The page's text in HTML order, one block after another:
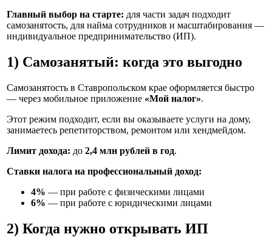
Главный выбор на старте: для части задач подходит
самозанятость, для найма сотрудников и масштабирования —
индивидуальное предпринимательство (ИП).
1) Самозанятый: когда это выгодно
Самозанятость в Ставропольском крае оформляется быстро
— через мобильное приложение «Мой налог».
Этот режим подходит, если вы оказываете услуги на дому,
занимаетесь репетиторством, ремонтом или хендмейдом.
Лимит дохода: до 2,4 млн рублей в год.
Ставки налога на профессиональный доход:
4% — при работе с физическими лицами
6% — при работе с юридическими лицами
2) Когда нужно открывать ИП